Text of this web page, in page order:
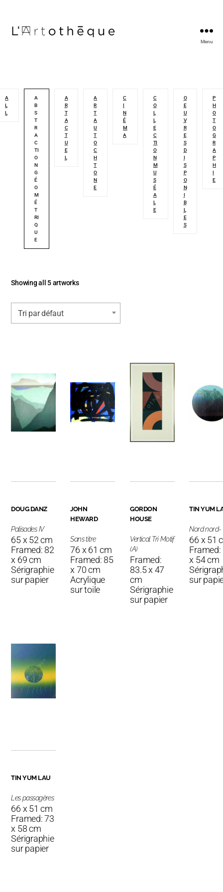
Menu
A
L
L
A
B
S
T
R
A
C
TI
O
N
G
É
O
M
É
T
RI
Q
U
E
A
R
T
A
C
T
U
E
L
A
R
T
A
U
T
O
C
H
T
O
N
E
C
I
N
É
M
A
C
O
L
L
E
C
TI
O
N
M
U
S
É
A
L
E
O
E
U
V
R
E
S
D
I
S
P
O
N
I
B
L
E
S
P
H
O
T
O
G
R
A
P
H
I
E
Showing all 5 artworks
Tri par défaut
DOUG DANZ
Palisades IV
65 x 52 cm
Framed: 82
x 69 cm
Sérigraphie
sur papier
JOHN
HEWARD
Sans titre
76 x 61 cm
Framed: 85
x 70 cm
Acrylique
sur toile
GORDON
HOUSE
Vertical Tri Motif
(A)
Framed:
83.5 x 47
cm
Sérigraphie
sur papier
TIN YUM
Nord nord-
66 x 51
Framed:
x 54 cm
sur
TIN YUM LAU
Les passagères
66 x 51 cm
Framed: 73
x 58 cm
Sérigraphie
sur papier